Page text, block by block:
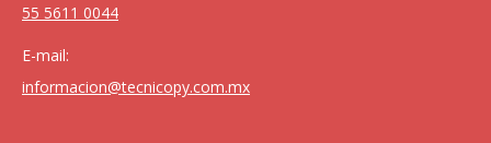
55 5611 0044
E-mail:
informacion@tecnicopy.com.mx